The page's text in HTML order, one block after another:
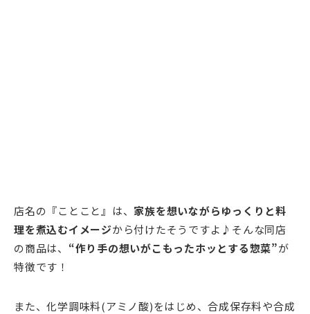
店名の『ことこと』は、 家族を想いながらゆっくりと料
理を煮込むイメージから付けたそうですよ♪そんな同店
の商品は、 “作り手の想いがこもったホッとする惣菜”が
特徴です！
また、化学調味料(アミノ酸)をはじめ、合成保存料や合成